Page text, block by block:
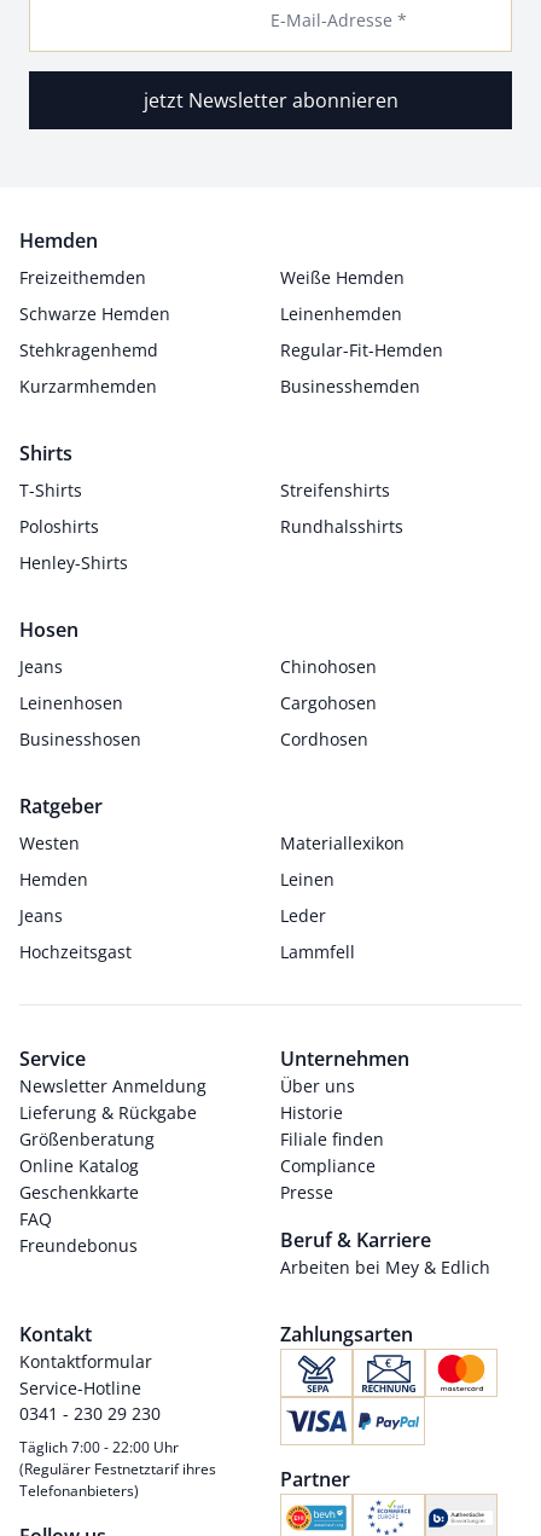
E-Mail-Adresse *
jetzt Newsletter abonnieren
Hemden
Freizeithemden
Weiße Hemden
Schwarze Hemden
Leinenhemden
Stehkragenhemd
Regular-Fit-Hemden
Kurzarmhemden
Businesshemden
Shirts
T-Shirts
Streifenshirts
Poloshirts
Rundhalsshirts
Henley-Shirts
Hosen
Jeans
Chinohosen
Leinenhosen
Cargohosen
Businesshosen
Cordhosen
Ratgeber
Westen
Materiallexikon
Hemden
Leinen
Jeans
Leder
Hochzeitsgast
Lammfell
Service
Newsletter Anmeldung
Lieferung & Rückgabe
Größenberatung
Online Katalog
Geschenkkarte
FAQ
Freundebonus
Unternehmen
Über uns
Historie
Filiale finden
Compliance
Presse
Beruf & Karriere
Arbeiten bei Mey & Edlich
Kontakt
Kontaktformular
Service-Hotline
0341 - 230 29 230
Täglich 7:00 - 22:00 Uhr
(Regulärer Festnetztarif ihres
Telefonanbieters)
Zahlungsarten
Partner